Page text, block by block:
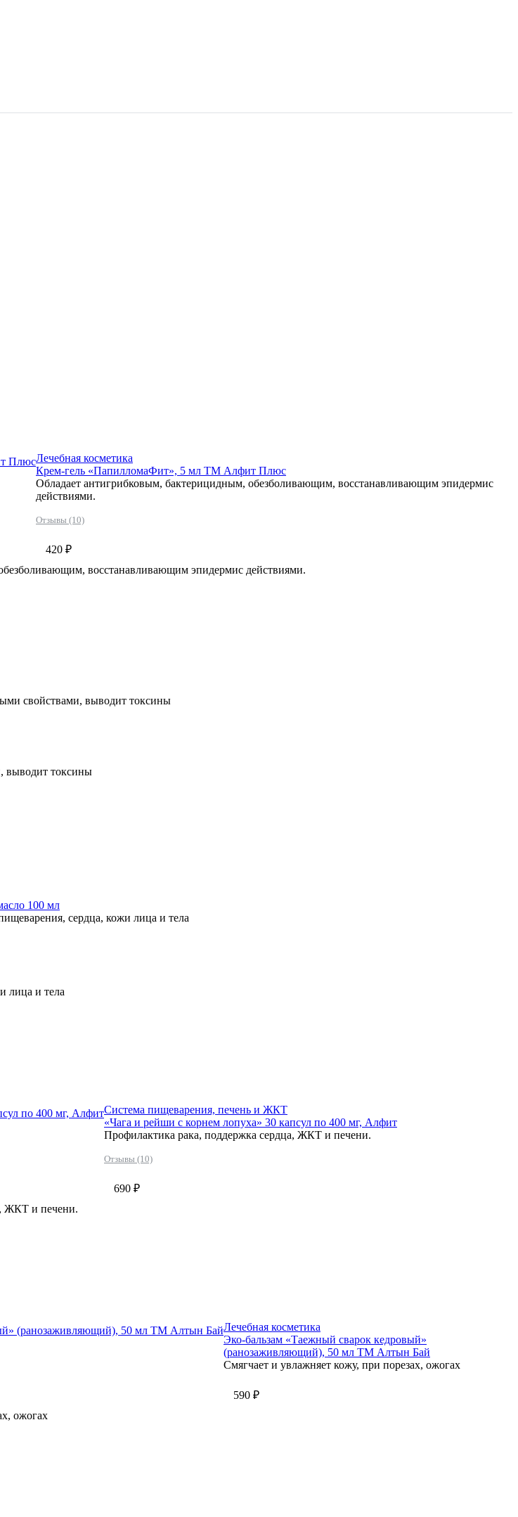
ПлюсЛечебная косметика
Крем-гель «ПапилломаФит», 5 мл ТМ Алфит Плюс
Обладает антигрибковым, бактерицидным, обезболивающим, восстанавливающим эпидермис
действиями.
Отзывы (10)
420 ₽
восстанавливающим эпидермис действиями.
свойствами, выводит токсины
выводит токсины
100 мл
сердца, кожи лица и тела
лица и тела
по 400 мг, АлфитСистема пищеварения, печень и ЖКТ
«Чага и рейши с корнем лопуха» 30 капсул по 400 мг, Алфит
Профилактика рака, поддержка сердца, ЖКТ и печени.
Отзывы (10)
690 ₽
ЖКТ и печени.
(ранозаживляющий), 50 мл ТМ Алтын БайЛечебная косметика
Эко-бальзам «Таежный сварок кедровый»
(ранозаживляющий), 50 мл ТМ Алтын Бай
Смягчает и увлажняет кожу, при порезах, ожогах
590 ₽
ожогах